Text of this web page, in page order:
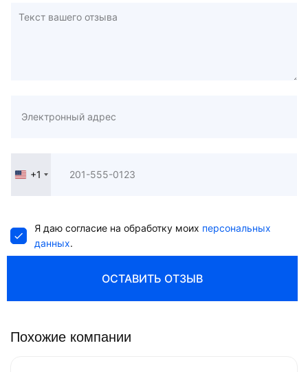
United
+1
Я даю согласие на обработку моих персональных
данных.
ОСТАВИТЬ ОТЗЫВ
Похожие компании